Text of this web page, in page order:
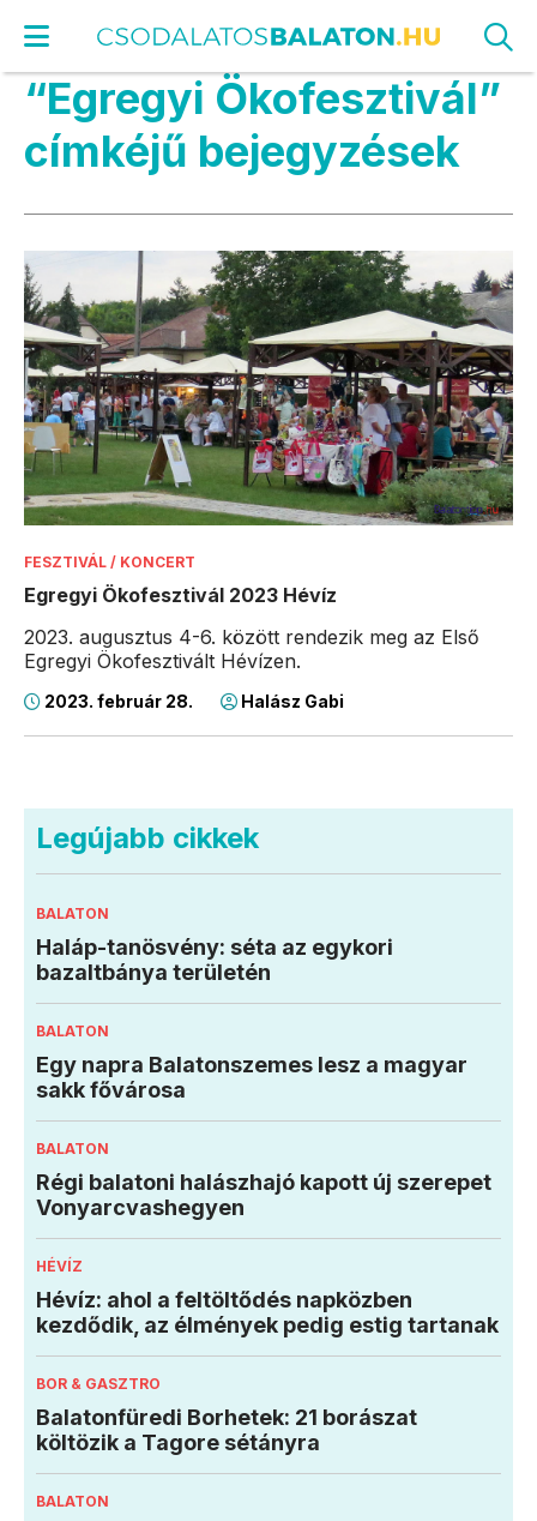
“Egregyi Ökofesztivál”
címkéjű bejegyzések
FESZTIVÁL / KONCERT
Egregyi Ökofesztivál 2023 Hévíz
2023. augusztus 4-6. között rendezik meg az Első
Egregyi Ökofesztivált Hévízen.
2023. február 28. Halász Gabi
Legújabb cikkek
BALATON
Haláp-tanösvény: séta az egykori
bazaltbánya területén
BALATON
Egy napra Balatonszemes lesz a magyar
sakk fővárosa
BALATON
Régi balatoni halászhajó kapott új szerepet
Vonyarcvashegyen
HÉVÍZ
Hévíz: ahol a feltöltődés napközben
kezdődik, az élmények pedig estig tartanak
BOR & GASZTRO
Balatonfüredi Borhetek: 21 borászat
költözik a Tagore sétányra
BALATON